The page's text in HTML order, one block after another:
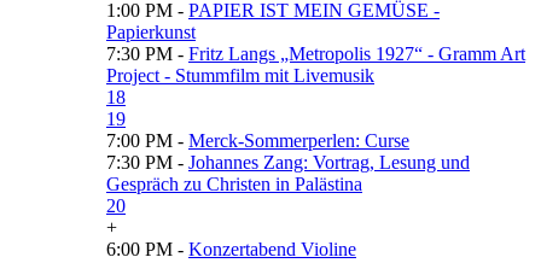
1:00 PM - PAPIER IST MEIN GEMÜSE -
Papierkunst
7:30 PM - Fritz Langs „Metropolis 1927“ - Gramm Art
Project - Stummfilm mit Livemusik
18
19
7:00 PM - Merck-Sommerperlen: Curse
7:30 PM - Johannes Zang: Vortrag, Lesung und
Gespräch zu Christen in Palästina
20
+
6:00 PM - Konzertabend Violine